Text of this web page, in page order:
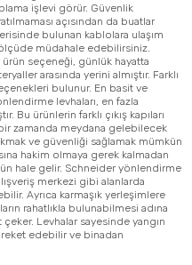
işlevi görür. Güvenlik
açısından da buatlar
bulunan kablolara ulaşım
müdahale edebilirsiniz.
ürün seçeneği, günlük hayatta
arasında yerini almıştır. Farklı
bulunur. En basit ve
levhaları, en fazla
Bu ürünlerin farklı çıkış kapıları
zamanda meydana gelebilecek
ve güvenliği sağlamak mümkün
hakim olmaya gerek kalmadan
hale gelir. Schneider yönlendirme
merkezi gibi alanlarda
Ayrıca karmaşık yerleşimlere
rahatlıkla bulunabilmesi adına
Levhalar sayesinde yangın
edebilir ve binadan